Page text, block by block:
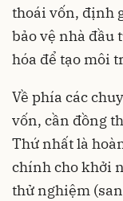
thoái vốn, định
bảo vệ nhà đầu
hóa để tạo môi
Về phía các
vốn, cần đồng
Thứ nhất là
chính cho khởi
thử nghiệm